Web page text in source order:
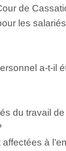
de
les
a-t-il
du travail
à